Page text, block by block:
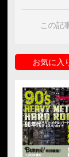
この記
お気に入